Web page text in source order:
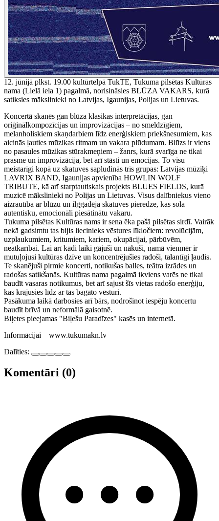
12. jūnijā plkst. 19.00 kultūrtelpā TukTE, Tukuma pilsētas Kultūras
nama (Lielā iela 1) pagalmā, norisināsies BLŪZA VAKARS, kurā
satiksies mākslinieki no Latvijas, Igaunijas, Polijas un Lietuvas.
Koncertā skanēs gan blūza klasikas interpretācijas, gan
oriģinālkompozīcijas un improvizācijas – no smeldzīgiem,
melanholiskiem skaņdarbiem līdz enerģiskiem priekšnesumiem, kas
aicinās ļauties mūzikas ritmam un vakara plūdumam. Blūzs ir viens
no pasaules mūzikas stūrakmeņiem – žanrs, kurā svarīga ne tikai
prasme un improvizācija, bet arī stāsti un emocijas. To visu
meistarīgi kopā uz skatuves sapludinās trīs grupas: Latvijas mūziķi
LAVRIX BAND, Igaunijas apvienība HOWLIN WOLF
TRIBUTE, kā arī starptautiskais projekts BLUES FIELDS, kurā
muzicē mākslinieki no Polijas un Lietuvas. Visus dalībniekus vieno
aizrautība ar blūzu un ilggadēja skatuves pieredze, kas sola
autentisku, emocionāli piesātinātu vakaru.
Tukuma pilsētas Kultūras nams ir sena ēka pašā pilsētas sirdī. Vairāk
nekā gadsimtu tas bijis liecinieks vēstures līkločiem: revolūcijām,
uzplaukumiem, kritumiem, kariem, okupācijai, pārbūvēm,
neatkarībai. Lai arī kādi laiki gājuši un nākuši, namā vienmēr ir
mutuļojusi kultūras dzīve un koncentrējušies radoši, talantīgi ļaudis.
Te skanējuši pirmie koncerti, notikušas balles, teātra izrādes un
radošas satikšanās. Kultūras nama pagalmā ikviens varēs ne tikai
baudīt vasaras notikumus, bet arī sajust šīs vietas radošo enerģiju,
kas krājusies līdz ar tās bagāto vēsturi.
Pasākuma laikā darbosies arī bārs, nodrošinot iespēju koncertu
baudīt brīvā un neformālā gaisotnē.
Biļetes pieejamas "Biļešu Paradīzes" kasēs un internetā.
Informācijai – www.tukumakn.lv
Dalīties:
Komentāri (0)